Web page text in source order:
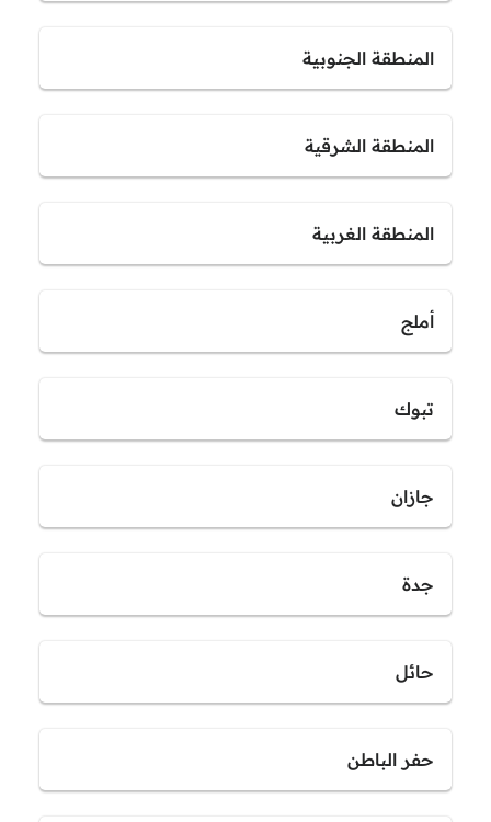
المنطقة الجنوبية
المنطقة الشرقية
المنطقة الغربية
أملج
تبوك
جازان
جدة
حائل
حفر الباطن